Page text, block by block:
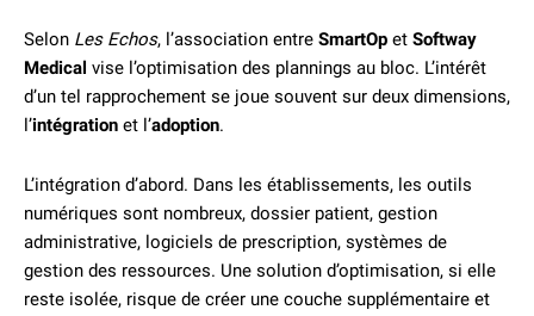
Selon Les Echos, l’association entre SmartOp et Softway
Medical vise l’optimisation des plannings au bloc. L’intérêt
d’un tel rapprochement se joue souvent sur deux dimensions,
l’intégration et l’adoption.
L’intégration d’abord. Dans les établissements, les outils
numériques sont nombreux, dossier patient, gestion
administrative, logiciels de prescription, systèmes de
gestion des ressources. Une solution d’optimisation, si elle
reste isolée, risque de créer une couche supplémentaire et